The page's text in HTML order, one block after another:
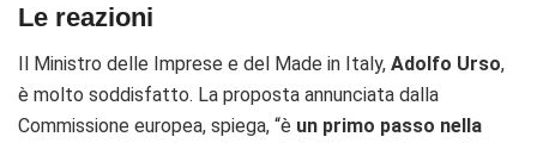
Le reazioni
Il Ministro delle Imprese e del Made in Italy, Adolfo Urso,
è molto soddisfatto. La proposta annunciata dalla
Commissione europea, spiega, “è un primo passo nella